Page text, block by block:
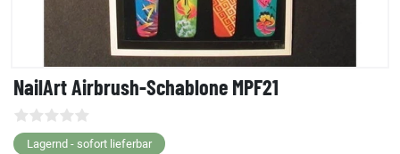
NailArt Airbrush-Schablone MPF21
Lagernd - sofort lieferbar